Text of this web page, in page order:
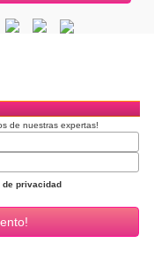
de nuestras expertas!
de privacidad